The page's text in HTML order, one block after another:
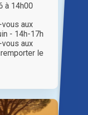
à 14h00
aux
- 14h-17h
aux
le